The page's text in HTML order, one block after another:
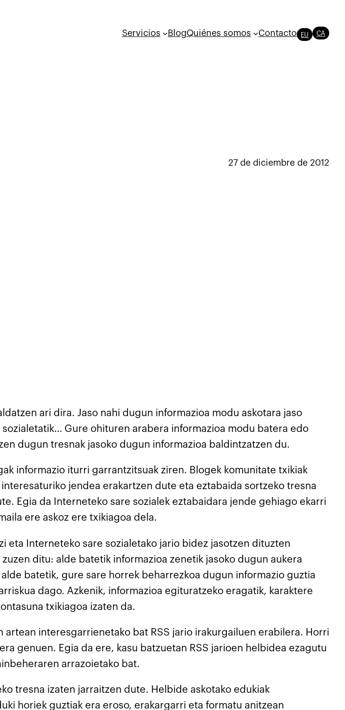
Servicios BlogQuiénes somos Contacto EU CA
27 de diciembre de 2012
ari dira. Jaso nahi dugun informazioa modu askotara jaso
Gure ohituren arabera informazioa modu batera edo
dugun tresnak jasoko dugun informazioa baldintzatzen du.
informazio iturri garrantzitsuak ziren. Blogek komunitate txikiak
jendea erakartzen dute eta eztabaida sortzeko tresna
Egia da Interneteko sare sozialek eztabaidara jende gehiago ekarri
ere askoz ere txikiagoa dela.
eta Interneteko sare sozialetako jario bidez jasotzen dituzten
ditu: alde batetik informazioa zenetik jasoko dugun aukera
batetik, gure sare horrek beharrezkoa dugun informazio guztia
dago. Azkenik, informazioa egituratzeko eragatik, karaktere
txikiagoa izaten da.
interesgarrienetako bat RSS jario irakurgailuen erabilera. Horri
genuen. Egia da ere, kasu batzuetan RSS jarioen helbidea ezagutu
arrazoietako bat.
tresna izaten jarraitzen dute. Helbide askotako edukiak
horiek guztiak era eroso, erakargarri eta formatu anitzean